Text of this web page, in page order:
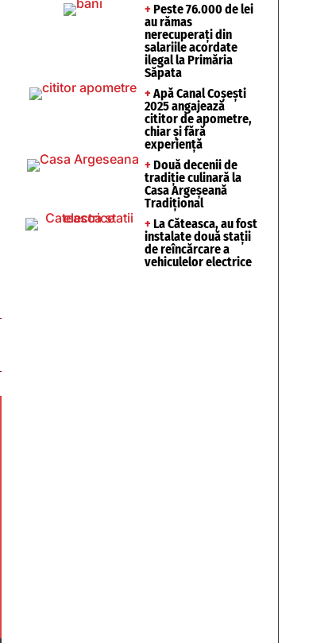
+ Peste 76.000 de lei
au rămas
nerecuperați din
salariile acordate
ilegal la Primăria
Săpata
+ Apă Canal Coșești
2025 angajează
cititor de apometre,
chiar și fără
experiență
+ Două decenii de
tradiție culinară la
Casa Argeșeană
Tradițional
+ La Căteasca, au fost
instalate două stații
de reîncărcare a
vehiculelor electrice